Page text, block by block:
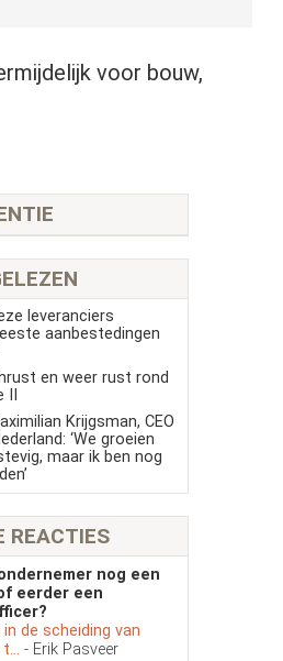
voor bouw,
leveranciers
aanbestedingen
en weer rust rond
Krijgsman, CEO
‘We groeien
maar ik ben nog
REACTIES
nog een
eerder een
de scheiding van
- Erik Pasveer